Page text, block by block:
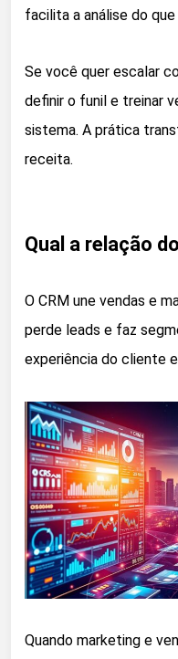
facilita a análise do
Se você quer escalar
definir o funil e treinar
sistema. A prática
receita.
Qual a relação
O CRM une vendas e
perde leads e faz
experiência do cliente
Quando marketing e